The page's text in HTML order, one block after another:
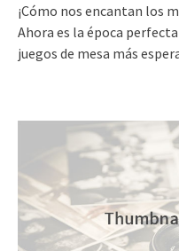
¡Cómo nos encantan los
Ahora es la época
juegos de mesa más